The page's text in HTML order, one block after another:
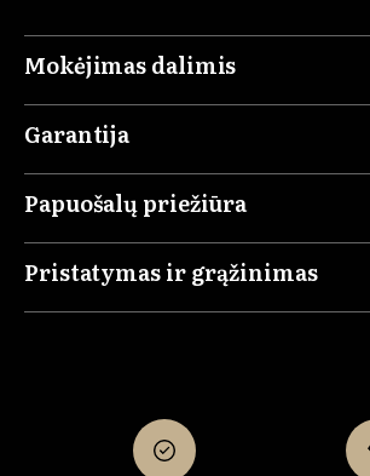
Mokėjimas dalimis
Garantija
Papuošalų priežiūra
Pristatymas ir grąžinimas